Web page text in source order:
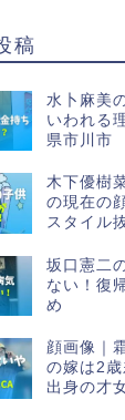
稿
水卜麻美
いわれる
県市川市
木下優樹
の現在の
スタイル
坂口憲二
ない！復
め
顔画像｜
の嫁は2
出身の才